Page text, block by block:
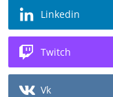
Linkedin
Twitch
Vk